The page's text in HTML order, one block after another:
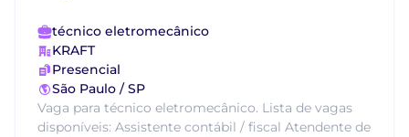
técnico eletromecânico
KRAFT
Presencial
São Paulo / SP
Vaga para técnico eletromecânico. Lista de vagas
disponíveis: Assistente contábil / fiscal Atendente de